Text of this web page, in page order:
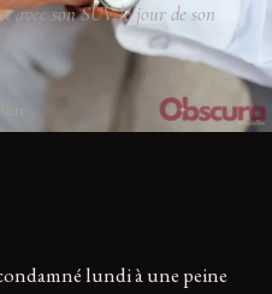
avec son SUV le jour de son
lundi à une peine